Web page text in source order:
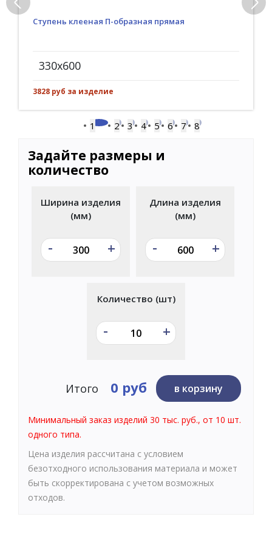
Ступень клееная П-образная прямая
330x600
3828 руб за изделие
1 2 3 4 5 6 7 8
Задайте размеры и
количество
Ширина изделия
(мм)
- +
Длина изделия
(мм)
- +
Количество (шт)
- +
Итого 0 руб в корзину
Минимальный заказ изделий 30 тыс. руб., от 10 шт.
одного типа.
Цена изделия рассчитана с условием
безотходного использования материала и может
быть скорректирована с учетом возможных
отходов.